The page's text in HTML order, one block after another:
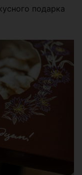
подарка